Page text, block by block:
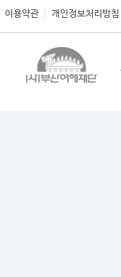
이용약관 개인정보처리방침